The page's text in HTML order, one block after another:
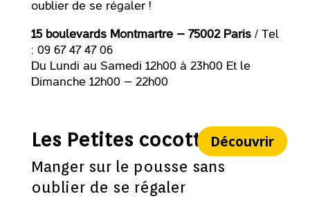
oublier de se régaler !
15 boulevards Montmartre – 75002 Paris/ Tel
: 09 67 47 47 06
Du Lundi au Samedi 12h00 à 23h00 Et le
Dimanche 12h00 – 22h00
Les Petites cocottes
Manger sur le pousse sans
oublier de se régaler
Découvrir